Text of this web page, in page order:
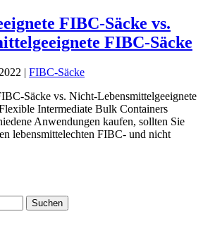
FIBC-Säcke vs.
FIBC-Säcke
| FIBC-Säcke
Säcke vs. Nicht-Lebensmittelgeeignete
Intermediate Bulk Containers
Anwendungen kaufen, sollten Sie
lebensmittelechten FIBC- und nicht